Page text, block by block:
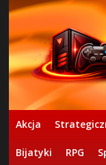
Akcja
Bijatyki RPG